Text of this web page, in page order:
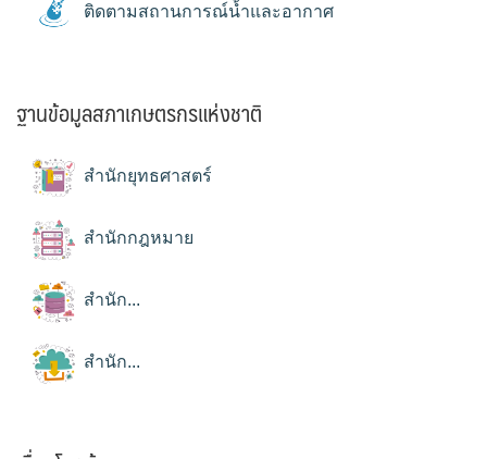
ติดตามสถานการณ์น้ำและอากาศ
ฐานข้อมูลสภาเกษตรกรแห่งชาติ
สำนักยุทธศาสตร์
สำนักกฎหมาย
สำนัก...
สำนัก...